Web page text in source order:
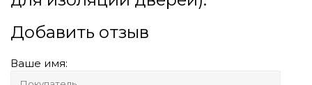
Добавить отзыв
Ваше имя: